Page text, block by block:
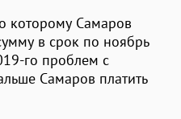
которому Самаров
в срок по ноябрь
го проблем с
Самаров платить